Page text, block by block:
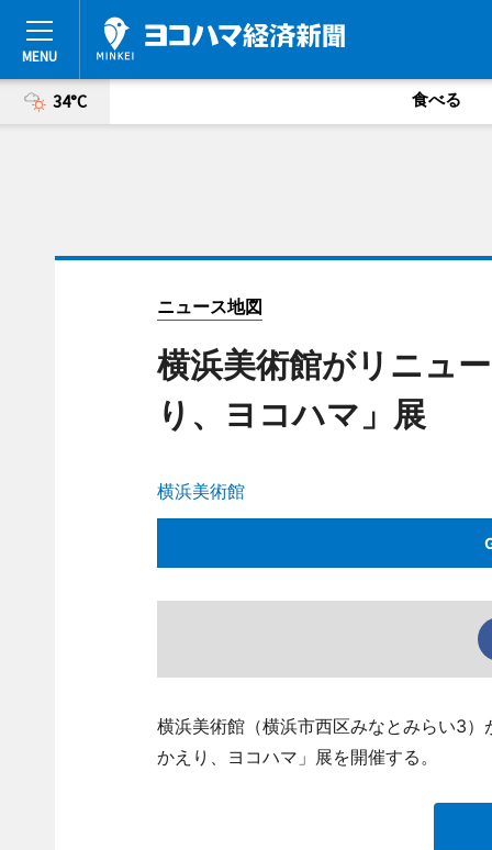
34°C 食べる
ニュース地図
横浜美術館がリニュ
り、ヨコハマ」展
横浜美術館
横浜美術館（横浜市西区みなとみらい3
かえり、ヨコハマ」展を開催する。